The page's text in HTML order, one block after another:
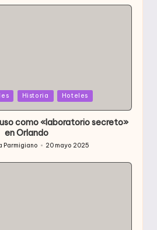
Historia Hoteles
uso como «laboratorio secreto»
en Orlando
Parmigiano 20 mayo 2025